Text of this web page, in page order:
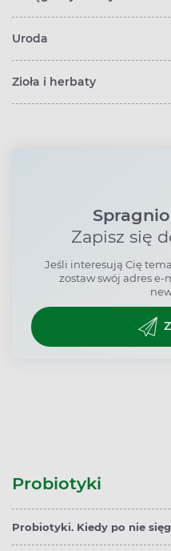
Uroda
Zioła i herbaty
Zapisz się
Jeśli interesują Cię
zostaw swój adres
Probiotyki
Probiotyki. Kiedy po nie